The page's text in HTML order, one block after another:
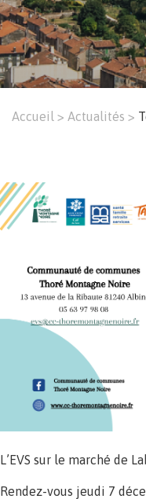
Accueil Actualités
Image
L’EVS sur le marché de
Rendez-vous jeudi 7